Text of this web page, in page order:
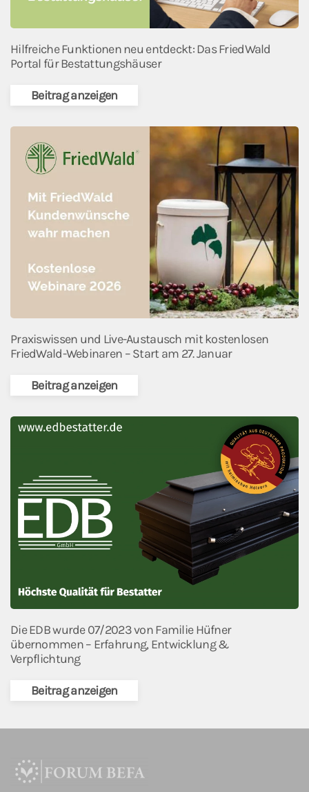
Hilfreiche Funktionen neu entdeckt: Das FriedWald
Portal für Bestattungshäuser
Beitrag anzeigen
Praxiswissen und Live-Austausch mit kostenlosen
FriedWald-Webinaren – Start am 27. Januar
Beitrag anzeigen
Die EDB wurde 07/2023 von Familie Hüfner
übernommen – Erfahrung, Entwicklung &
Verpflichtung
Beitrag anzeigen